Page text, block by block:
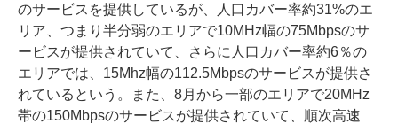
のサービスを提供しているが、人口カバー率約31%のエ
リア、つまり半分弱のエリアで10MHz幅の75Mbpsのサ
ービスが提供されていて、さらに人口カバー率約6％の
エリアでは、15Mhz幅の112.5Mbpsのサービスが提供さ
れているという。また、8月から一部のエリアで20MHz
帯の150Mbpsのサービスが提供されていて、順次高速